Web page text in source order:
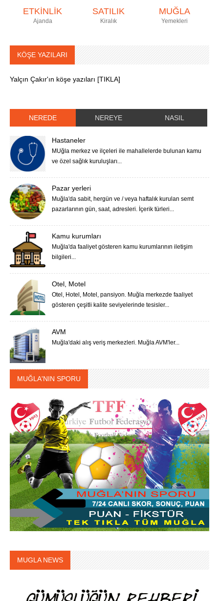
ETKİNLİK
Ajanda
SATILIK
Kiralık
MUĞLA
Yemekleri
KÖŞE YAZILARI
Yalçın Çakır'ın köşe yazıları [TIKLA]
NEREDE NEREYE NASIL
Hastaneler
MUğla merkez ve ilçeleri ile mahallelerde bulunan kamu
ve özel sağlık kuruluşları...
Pazar yerleri
Muğla'da sabit, hergün ve / veya haftalık kurulan semt
pazarlarının gün, saat, adresleri. İçerik türleri...
Kamu kurumları
Muğla'da faaliyet gösteren kamu kurumlarının iletişim
bilgileri...
Otel, Motel
Otel, Hotel, Motel, pansiyon. Muğla merkezde faaliyet
gösteren çeşitli kalite seviyelerinde tesisler...
AVM
Muğla'daki alış veriş merkezleri. Muğla AVM'ler...
MUĞLA'NIN SPORU
MUGLA NEWS